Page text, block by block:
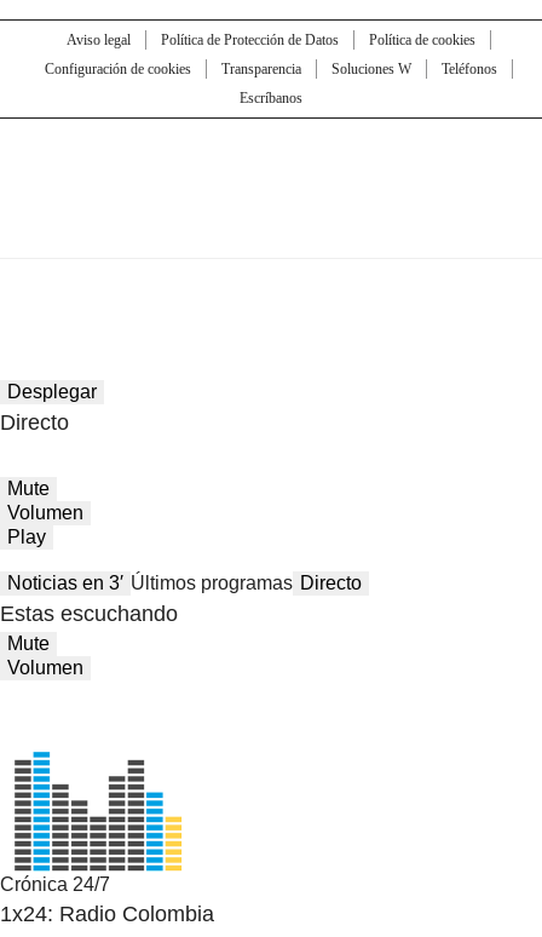
Aviso legal Política de Protección de Datos
Política de cookies
Configuración de cookies
Transparencia Soluciones W
Teléfonos
Escríbanos
Desplegar
Directo
Mute
Volumen
Play
Noticias en 3′ Últimos programas Directo
Estas escuchando
Mute
Volumen
Crónica 24/7
1x24: Radio Colombia